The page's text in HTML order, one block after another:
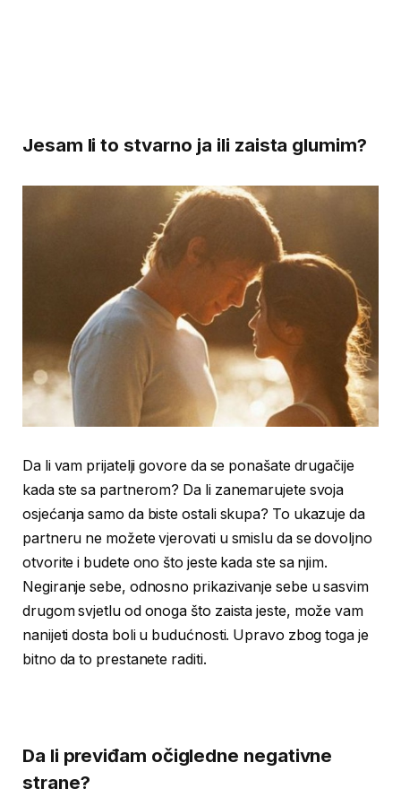
Jesam li to stvarno ja ili zaista glumim?
Da li vam prijatelji govore da se ponašate drugačije
kada ste sa partnerom? Da li zanemarujete svoja
osjećanja samo da biste ostali skupa? To ukazuje da
partneru ne možete vjerovati u smislu da se dovoljno
otvorite i budete ono što jeste kada ste sa njim.
Negiranje sebe, odnosno prikazivanje sebe u sasvim
drugom svjetlu od onoga što zaista jeste, može vam
nanijeti dosta boli u budućnosti. Upravo zbog toga je
bitno da to prestanete raditi.
Da li previđam očigledne negativne
strane?